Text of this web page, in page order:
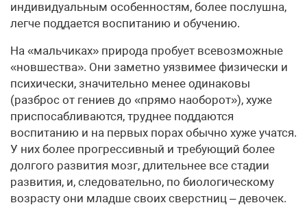
индивидуальным особенностям, более послушна,
легче поддается воспитанию и обучению.
На «мальчиках» природа пробует всевозможные
«новшества». Они заметно уязвимее физически и
психически, значительно менее одинаковы
(разброс от гениев до «прямо наоборот»), хуже
приспосабливаются, труднее поддаются
воспитанию и на первых порах обычно хуже учатся.
У них более прогрессивный и требующий более
долгого развития мозг, длительнее все стадии
развития, и, следовательно, по биологическому
возрасту они младше своих сверстниц – девочек.